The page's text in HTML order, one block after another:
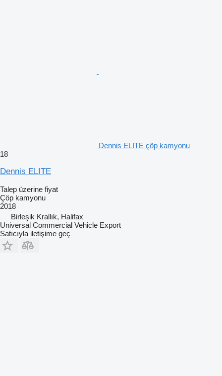
Dennis ELITE çöp kamyonu
18
Dennis ELITE
Talep üzerine fiyat
Çöp kamyonu
2018
Birleşik Krallık, Halifax
Universal Commercial Vehicle Export
Satıcıyla iletişime geç